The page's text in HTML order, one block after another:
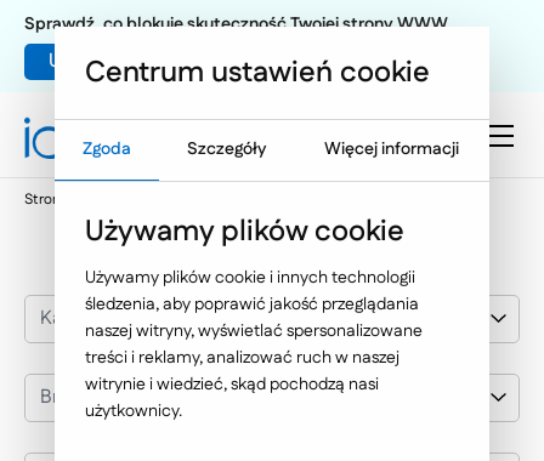
Umów warsztat UX
Sprawdź, co blokuje skuteczność Twojej strony WWW
Strona główna
Kategoria realizacji
Branża
Centrum ustawień cookie
Zgoda Szczegóły Więcej informacji
Używamy plików cookie
Używamy plików cookie i innych technologii
śledzenia, aby poprawić jakość przeglądania
naszej witryny, wyświetlać spersonalizowane
treści i reklamy, analizować ruch w naszej
witrynie i wiedzieć, skąd pochodzą nasi
użytkownicy.